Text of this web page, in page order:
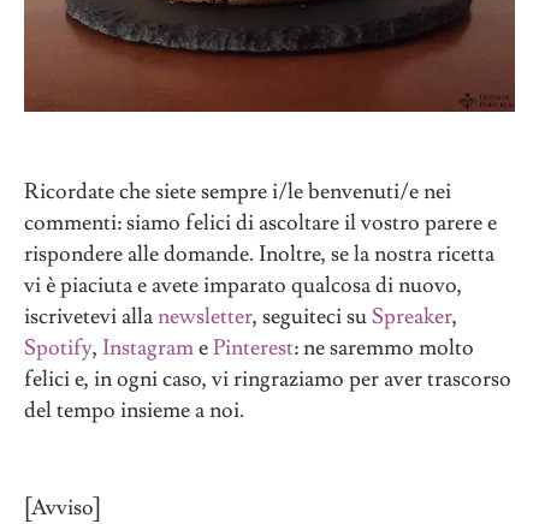
Ricordate che siete sempre i/le benvenuti/e nei
commenti: siamo felici di ascoltare il vostro parere e
rispondere alle domande. Inoltre, se la nostra ricetta
vi è piaciuta e avete imparato qualcosa di nuovo,
iscrivetevi allanewsletter, seguiteci suSpreaker,
Spotify, InstagramePinterest: ne saremmo molto
felici e, in ogni caso, vi ringraziamo per aver trascorso
del tempo insieme a noi.
[Avviso]